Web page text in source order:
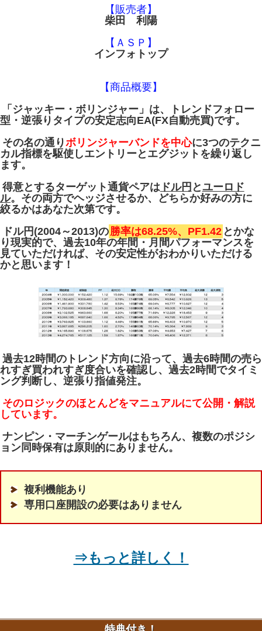
【販売者】
柴田 利陽
【ＡＳＰ】
インフォトップ
【商品概要】
「ジャッキー・ボリンジャー」は、トレンドフォロー
型・逆張りタイプの安定志向EA(FX自動売買)です。
その名の通りボリンジャーバンドを中心に3つのテクニ
カル指標を駆使しエントリーとエグジットを繰り返し
ます。
得意とするターゲット通貨ペアは ドル円 とユーロド
ル。その両方でヘッジさせるか、どちらか好みの方に
絞るかはあなた次第です。
ドル円(2004～2013)の勝率は68.25%、PF1.42 とかな
り現実的で、過去10年の年間・月間パフォーマンスを
見ていただければ、その安定性がおわかりいただける
かと思います！
過去12時間のトレンド方向に沿って、過去6時間の売ら
れすぎ買われすぎ度合いを確認し、過去2時間でタイミ
ング判断し、逆張り指値発注。
そのロジックのほとんどをマニュアルにて公開・解説
しています。
ナンピン・マーチンゲールはもちろん、複数のポジシ
ョン同時保有は原則的にありません。
複利機能あり
専用口座開設の必要はありません
⇒もっと詳しく！